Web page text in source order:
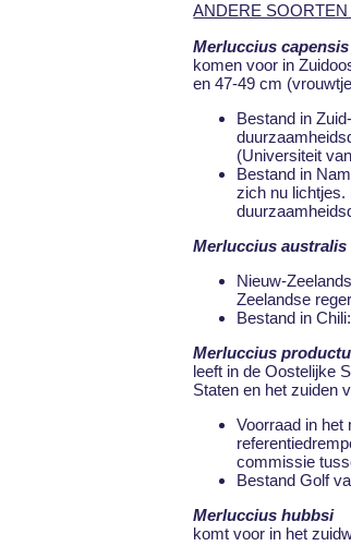
ANDERE
Merluccius capensis
komen voor in
en 47-49 cm
Bestand in
(Universiteit
Bestand in
zich nu lichtjes.
Merluccius australis
Nieuw-
Zeelandse
Bestand in
Merluccius
leeft in de Oostelijke
Staten en het zuiden
Voorraad in
commissie
Bestand Golf
Merluccius hubbsi
komt voor in het